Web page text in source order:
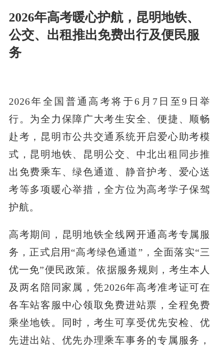
2026年高考暖心护航，昆明地铁、
公交、出租推出免费出行及便民服
务
2026年全国普通高考将于6月7日至9日举
行。为全力保障广大考生安全、便捷、顺畅
赴考，昆明市公共交通系统开启爱心助考模
式，昆明地铁、昆明公交、中北出租同步推
出免费乘车、绿色通道、静音护考、爱心送
考等多项暖心举措，全方位为高考学子保驾
护航。
高考期间，昆明地铁全线网开通高考专属服
务，正式启用“高考绿色通道”，全面落实“三
优一免”便民政策。依据服务规则，考生本人
及两名陪同家属，凭2026年高考准考证可在
各车站客服中心领取免费进站票，全程免费
乘坐地铁。同时，考生可享受优先安检、优
先进出站、优先办理乘车事务的专属服务，